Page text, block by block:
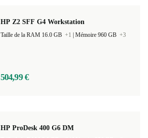
HP Z2 SFF G4 Workstation
Taille de la RAM 16.0 GB +1 Mémoire 960 GB +3
504,99 €
HP ProDesk 400 G6 DM